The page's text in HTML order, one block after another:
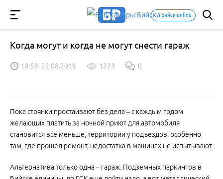
Бийск-online
Когда могут и когда не могут снести гараж
18:58, 22.08.2018 1223 0
Пока стоянки простаивают без дела – с каждым годом
желающих платить за ночной приют для автомобиля
становится все меньше, территории у подъездов, особенно
там, где прошел ремонт, недостатка в машинах не испытывают.
Альтернатива только одна – гараж. Подземных паркингов в